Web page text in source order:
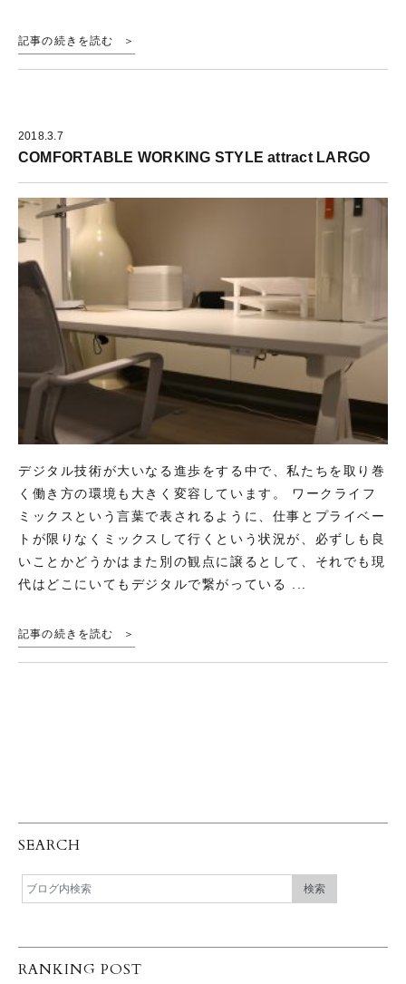
記事の続きを読む
2018.3.7
COMFORTABLE WORKING STYLE attract LARGO
デジタル技術が大いなる進歩をする中で、私たちを取り巻
く働き方の環境も大きく変容しています。 ワークライフ
ミックスという言葉で表されるように、仕事とプライベー
トが限りなくミックスして行くという状況が、必ずしも良
いことかどうかはまた別の観点に譲るとして、それでも現
代はどこにいてもデジタルで繋がっている ...
記事の続きを読む
SEARCH
RANKING POST